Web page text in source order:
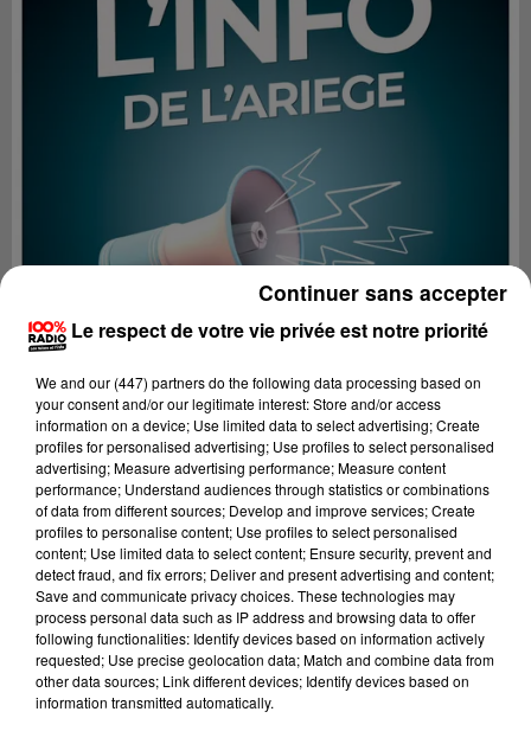
Lecture (2 min 15 sec)
100%
100% Radio les infos de l'Ariege
Le respect de votre vie privée est notre priorité
We and our (447) partnersdo the following data processing based on
your consent and/or our legitimate interest: Store and/or access
information on a device; Use limited data to select advertising; Create
profiles for personalised advertising; Use profiles to select personalised
advertising; Measure advertising performance; Measure content
performance; Understand audiences through statistics or combinations
of data from different sources; Develop and improve services; Create
profiles to personalise content; Use profiles to select personalised
content; Use limited data to select content; Ensure security, prevent and
detect fraud, and fix errors; Deliver and present advertising and content;
Save and communicate privacy choices. These technologies may
process personal data such as IP address and browsing data to offer
following functionalities: Identify devices based on information actively
requested; Use precise geolocation data; Match and combine data from
other data sources; Link different devices; Identify devices based on
information transmitted automatically.
Continuer sans accepter